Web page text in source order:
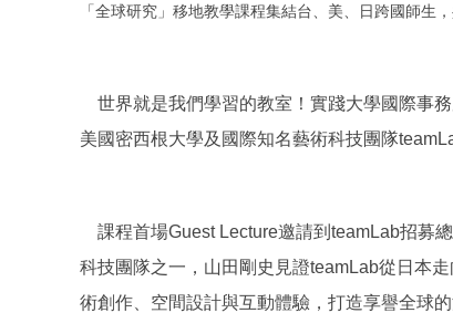
「全球研究」移地教學課程集結台、美、日跨國師生
世界就是我們學習的教室！實踐大學國際事
美國密西根大學及國際知名藝術科技團隊
課程首場Guest Lecture邀請到teamLab招募
科技團隊之一，山田剛史見證teamLab從日本
術創作、空間設計與互動體驗，打造享譽全球